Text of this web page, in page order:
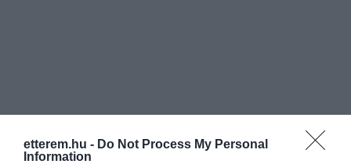
etterem.hu - Do Not Process My Personal
Information
Információk
Nyitvatartás: Ma: 12:00 - 23:45 Nyitva Mutass többet